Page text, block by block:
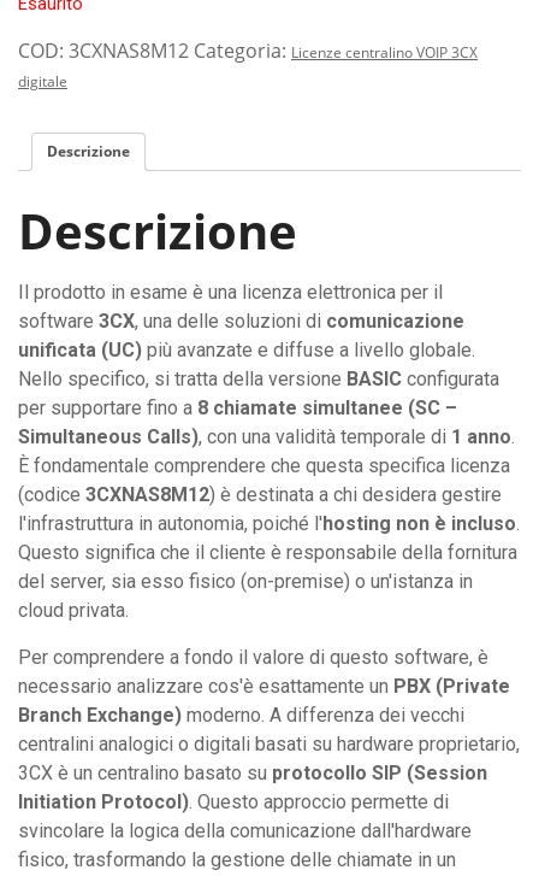
COD: 3CXNAS8M12 Categoria: Licenze centralino VOIP 3CX
digitale
Descrizione
Descrizione
Il prodotto in esame è una licenza elettronica per il
software 3CX, una delle soluzioni di comunicazione
unificata (UC) più avanzate e diffuse a livello globale.
Nello specifico, si tratta della versione BASIC configurata
per supportare fino a 8 chiamate simultanee (SC –
Simultaneous Calls), con una validità temporale di 1 anno.
È fondamentale comprendere che questa specifica licenza
(codice 3CXNAS8M12) è destinata a chi desidera gestire
l'infrastruttura in autonomia, poiché l'hosting non è incluso.
Questo significa che il cliente è responsabile della fornitura
del server, sia esso fisico (on-premise) o un'istanza in
cloud privata.
Per comprendere a fondo il valore di questo software, è
necessario analizzare cos'è esattamente un PBX (Private
Branch Exchange) moderno. A differenza dei vecchi
centralini analogici o digitali basati su hardware proprietario,
3CX è un centralino basato su protocollo SIP (Session
Initiation Protocol). Questo approccio permette di
svincolare la logica della comunicazione dall'hardware
fisico, trasformando la gestione delle chiamate in un